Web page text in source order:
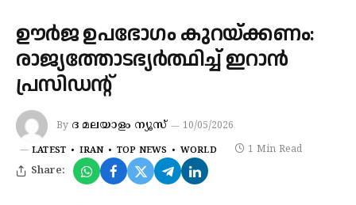
ഊർജ ഉപഭോഗം കുറയ്ക്കണം:
രാജ്യത്തോടഭ്യർത്ഥിച്ച് ഇറാൻ
പ്രസിഡന്റ്
By ദ മലയാളം ന്യൂസ് 10/05/2026
LATEST IRAN TOP NEWS WORLD 1 Min Read
Share: